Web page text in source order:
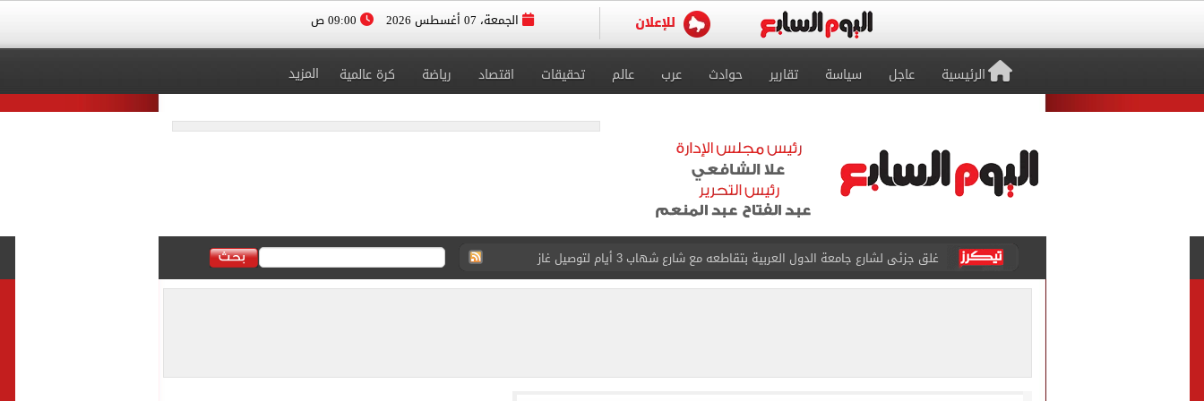
الجمعة، 07 أغسطس 2026
الرئيسية عاجل سياسة تقارير حوادث عرب عالم تحقيقات اقتصاد رياضة كرة عالمية المزيد
عمرو دياب يدخل موسوعة جينيس بعد تصدره قائمة بيلبورد عربية لـ68 أسبوعا
إغلاق طريق مصر أسوان الزراعى الغربى كليا من المنيب للعياط.. اعرف التحويلات
الاستعلامات تفند ادعاءات ذا صن وميرور حول علاج سيدة بريطانية في شرم الشيخ